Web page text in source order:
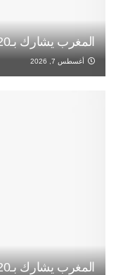
المغرب يشارك بـ120 رياضيا في دورة تارانتو 2026
أغسطس 7, 2026
المغرب يشارك بـ120 رياضيا في دورة تارانتو 2026